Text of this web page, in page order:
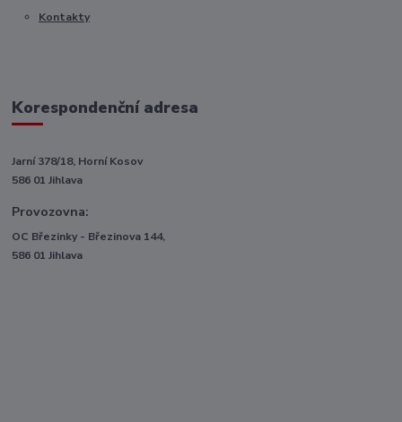
Kontakty
Korespondenční adresa
Jarní 378/18, Horní Kosov
586 01 Jihlava
Provozovna:
OC Březinky - Březinova 144,
586 01 Jihlava